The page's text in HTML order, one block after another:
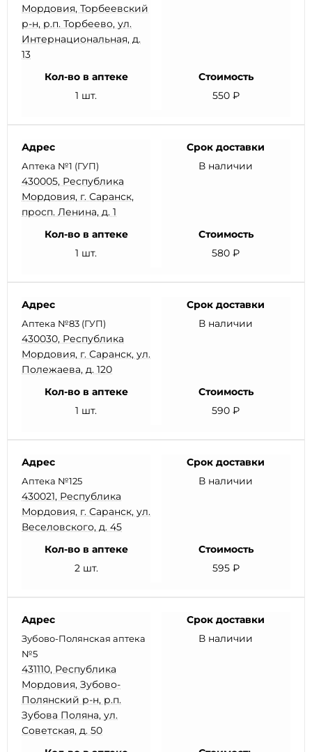
Мордовия, Торбеевский
р-н, р.п. Торбеево, ул.
Интернациональная, д.
13
Кол-во в аптеке
1 шт.
Стоимость
550 ₽
Адрес
Аптека №1 (ГУП)
430005, Республика
Мордовия, г. Саранск,
просп. Ленина, д. 1
Срок доставки
В наличии
Кол-во в аптеке
1 шт.
Стоимость
580 ₽
Адрес
Аптека №83 (ГУП)
430030, Республика
Мордовия, г. Саранск, ул.
Полежаева, д. 120
Срок доставки
В наличии
Кол-во в аптеке
1 шт.
Стоимость
590 ₽
Адрес
Аптека №125
430021, Республика
Мордовия, г. Саранск, ул.
Веселовского, д. 45
Срок доставки
В наличии
Кол-во в аптеке
2 шт.
Стоимость
595 ₽
Адрес
Зубово-Полянская аптека
№5
431110, Республика
Мордовия, Зубово-
Полянский р-н, р.п.
Зубова Поляна, ул.
Советская, д. 50
Срок доставки
В наличии